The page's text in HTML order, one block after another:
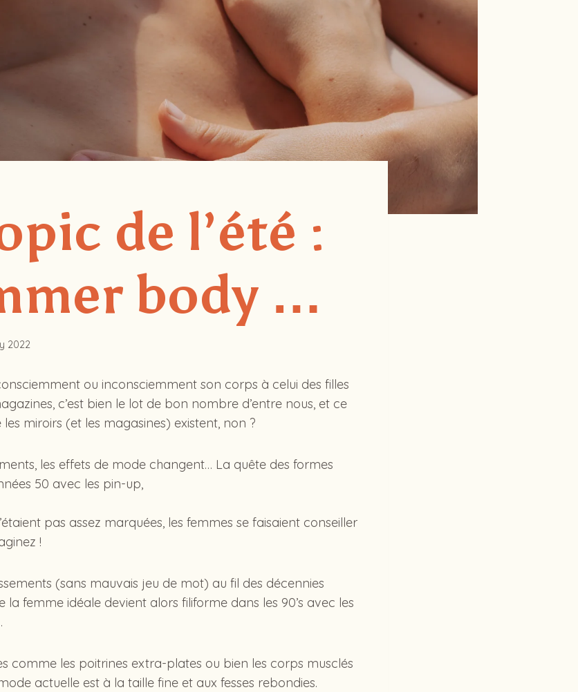
de l’été :
body …
2022
ou inconsciemment son corps à celui des filles
c’est bien le lot de bon nombre d’entre nous, et ce
les miroirs (et les magasines) existent, non ?
les effets de mode changent… La quête des formes
50 avec les pin-up,
pas assez marquées, les femmes se faisaient conseiller
!
(sans mauvais jeu de mot) au fil des décennies
la femme idéale devient alors filiforme dans les 90’s avec les
comme les poitrines extra-plates ou bien les corps musclés
actuelle est à la taille fine et aux fesses rebondies.